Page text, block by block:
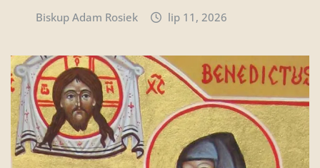
Biskup Adam Rosiek lip 11, 2026